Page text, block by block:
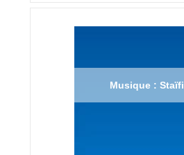
Musique : Staïfi